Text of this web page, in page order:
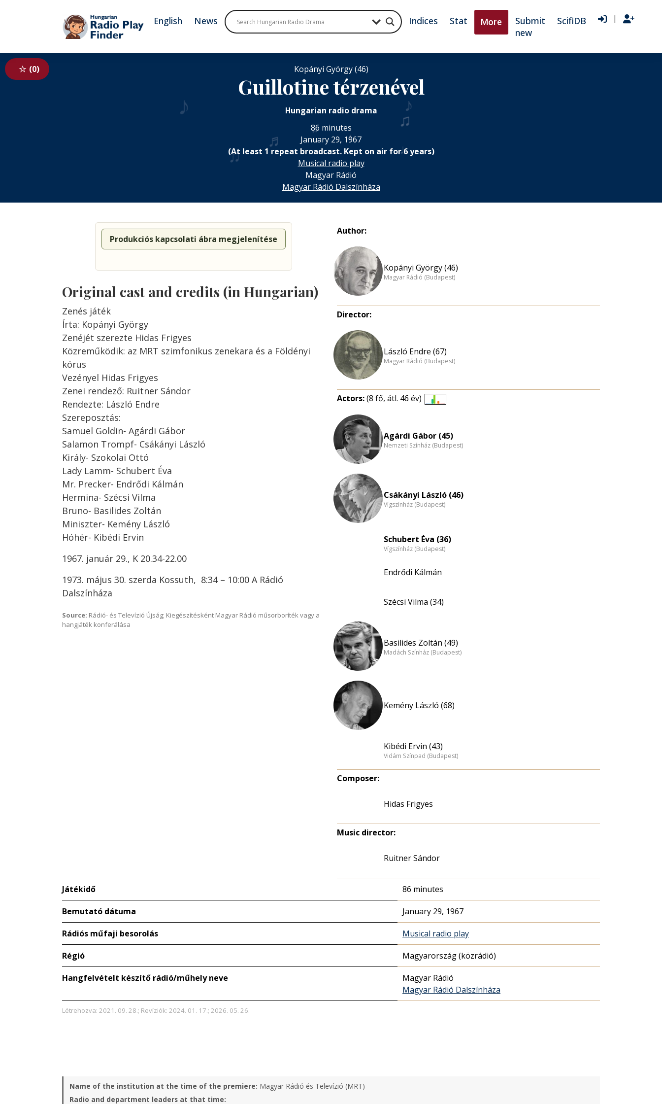
English News Indices Stat More
Submit
new
ScifiDB |
0
♫
♬
♪
♩
♪
Kopányi György (46)
Guillotine térzenével
Hungarian radio drama
86 minutes
January 29, 1967
(At least 1 repeat broadcast. Kept on air for 6 years)
Musical radio play
Magyar Rádió
Magyar Rádió Dalszínháza
Produkciós kapcsolati ábra megjelenítése
Original cast and credits (in Hungarian)
Zenés játék
Írta: Kopányi György
Zenéjét szerezte Hidas Frigyes
Közreműködik: az MRT szimfonikus zenekara és a Földényi
kórus
Vezényel Hidas Frigyes
Zenei rendező: Ruitner Sándor
Rendezte: László Endre
Szereposztás:
Samuel Goldin- Agárdi Gábor
Salamon Trompf- Csákányi László
Király- Szokolai Ottó
Lady Lamm- Schubert Éva
Mr. Precker- Endrődi Kálmán
Hermina- Szécsi Vilma
Bruno- Basilides Zoltán
Miniszter- Kemény László
Hóhér- Kibédi Ervin
1967. január 29., K 20.34-22.00
1973. május 30. szerda Kossuth, 8:34 – 10:00 A Rádió
Dalszínháza
Source: Rádió- és Televízió Újság; Kiegészítésként Magyar Rádió műsorboríték vagy a
hangjáték konferálása
Author:
Kopányi György (46)
Magyar Rádió (Budapest)
Director:
László Endre (67)
Magyar Rádió (Budapest)
Actors:(8 fő, átl. 46 év)
nagyítása
Agárdi Gábor (45)
Nemzeti Színház (Budapest)
Csákányi László (46)
Vígszínház (Budapest)
Schubert Éva (36)
Vígszínház (Budapest)
Endrődi Kálmán
Szécsi Vilma (34)
Basilides Zoltán (49)
Madách Színház (Budapest)
Kemény László (68)
Kibédi Ervin (43)
Vidám Színpad (Budapest)
Composer:
Hidas Frigyes
Music director:
Ruitner Sándor
Játékidő 86 minutes
Bemutató dátuma January 29, 1967
Rádiós műfaji besorolás Musical radio play
Régió Magyarország (közrádió)
Hangfelvételt készítő rádió/műhely neve
Magyar Rádió
Magyar Rádió Dalszínháza
Létrehozva: 2021. 09. 28.; Revíziók: 2024. 01. 17.; 2026. 05. 26.
Name of the institution at the time of the premiere: Magyar Rádió és Televízió (MRT)
Radio and department leaders at that time: